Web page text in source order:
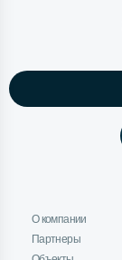
О компании
Партнеры